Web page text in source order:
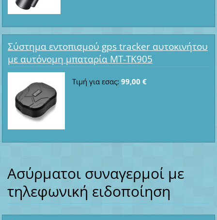
Σύστημα εντοπισμού gps tracker αυτοκινήτου
με αυτόνομη μπαταρία MT-TK905
Τιμή για εσας: 99,00 €
Ασύρματοι συναγερμοί με
τηλεφωνική ειδοποίηση